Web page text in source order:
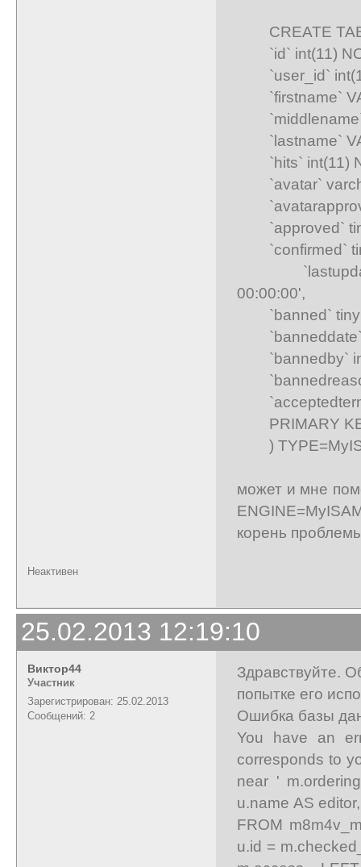
CREATE
`id` int(11)
`user_id`
`firstname`
`middlename`
`lastname`
`hits` int(11)
`avatar`
`approved`
`confirmed`
00:00:00',
`banned`
`banneddate`
`bannedby`
PRIMARY
)
может и мне
корень
Неактивен
25.02.2013 12:19:10
Виктор44
Участник
Зарегистрирован: 25.02.2013
Сообщений: 2
Здравствуйте.
попытке его
Ошибка базы
You have an
corresponds to
near '
u.name AS
FROM
u.id =